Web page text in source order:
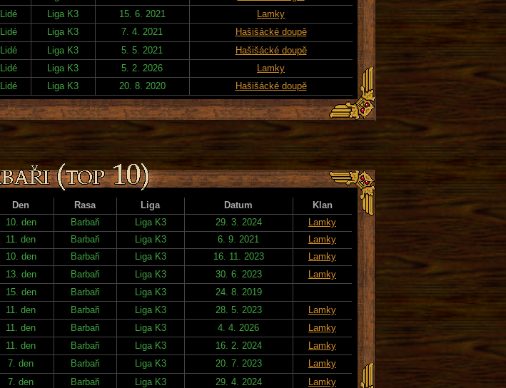
Lidé Liga K3 15. 6. 2021
Lamky
Lidé Liga K3 7. 4. 2021
Hašišácké doupě
Lidé Liga K3 5. 5. 2021
Hašišácké doupě
Lidé Liga K3 5. 2. 2026
Lamky
Lidé Liga K3 20. 8. 2020 Hašišácké doupě
Den Rasa Liga Datum
Klan
10. den Barbaři Liga K3 29. 3. 2024
Lamky
11. den Barbaři Liga K3 6. 9. 2021
Lamky
10. den Barbaři Liga K3 16. 11. 2023
Lamky
13. den Barbaři Liga K3 30. 6. 2023
Lamky
15. den Barbaři Liga K3
24. 8. 2019
11. den Barbaři Liga K3 28. 5. 2023
Lamky
11. den Barbaři Liga K3 4. 4. 2026
Lamky
11. den Barbaři Liga K3 16. 2. 2024
Lamky
7. den Barbaři Liga K3 20. 7. 2023
Lamky
7. den Barbaři Liga K3 29. 4. 2024 Lamky